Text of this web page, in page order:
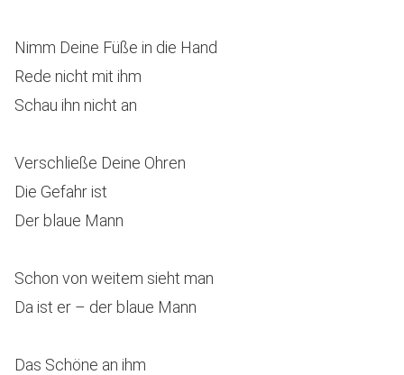
Nimm Deine Füße in die Hand
Rede nicht mit ihm
Schau ihn nicht an
Verschließe Deine Ohren
Die Gefahr ist
Der blaue Mann
Schon von weitem sieht man
Da ist er – der blaue Mann
Das Schöne an ihm